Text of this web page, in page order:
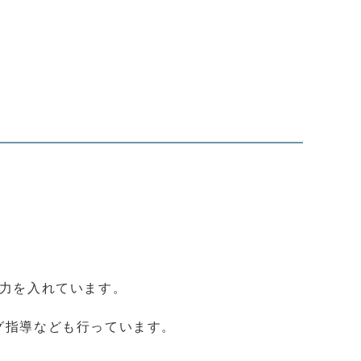
を入れています。
導なども行っています。